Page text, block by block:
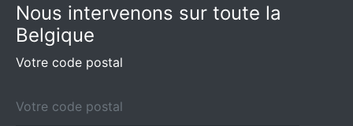
Nous intervenons sur toute la
Belgique
Votre code postal